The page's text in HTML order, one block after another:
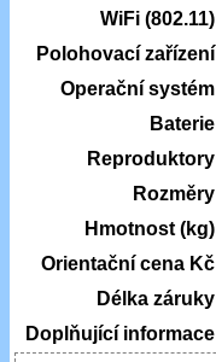
WiFi (802.11)
Polohovací zařízení
Operační systém
Baterie
Reproduktory
Rozměry
Hmotnost (kg)
Orientační cena Kč
Délka záruky
Doplňující informace